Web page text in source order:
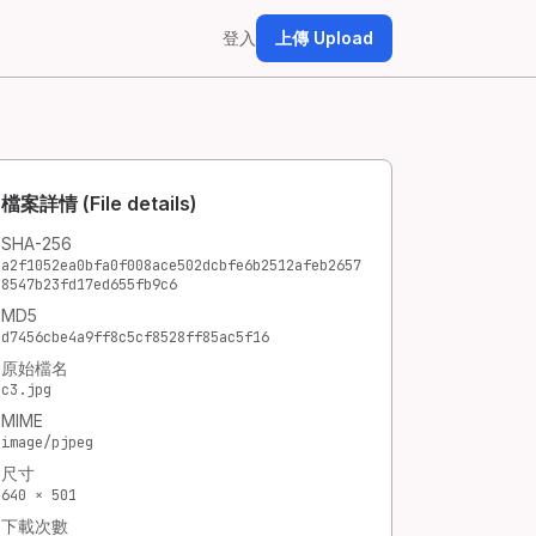
登入 上傳 Upload
檔案詳情 (File details)
SHA-256
a2f1052ea0bfa0f008ace502dcbfe6b2512afeb2657
8547b23fd17ed655fb9c6
MD5
d7456cbe4a9ff8c5cf8528ff85ac5f16
原始檔名
c3.jpg
MIME
image/pjpeg
尺寸
640 × 501
下載次數